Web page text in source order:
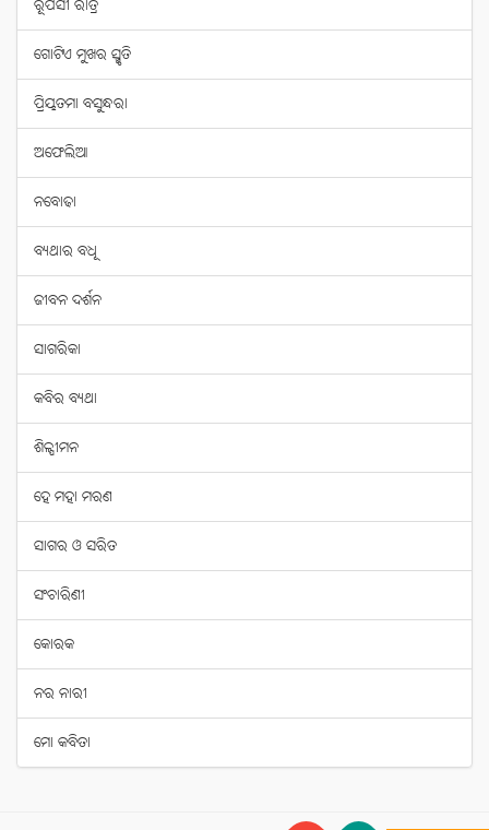
ଗୋଟିଏ ମୁଖର ସ୍ମୃତି
ପ୍ରିୟତମା ବସୁନ୍ଧରା
ଅଫେଲିଆ
ନବୋଢା
ବ୍ୟଥାର ବଧୂ
ଜୀବନ ଦର୍ଶନ
ସାଗରିକା
କବିର ବ୍ୟଥା
ଶିଳ୍ପୀମନ
ହେ ମହା ମରଣ
ସାଗର ଓ ସରିତ
ସଂଚାରିଣୀ
କୋରକ
ନର ନାରୀ
ମୋ କବିତା